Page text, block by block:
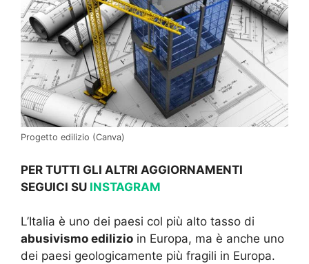
Progetto edilizio (Canva)
PER TUTTI GLI ALTRI AGGIORNAMENTI
SEGUICI SU INSTAGRAM
L’Italia è uno dei paesi col più alto tasso di
abusivismo edilizio in Europa, ma è anche uno
dei paesi geologicamente più fragili in Europa.